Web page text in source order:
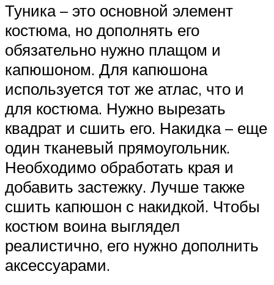
Туника – это основной элемент
костюма, но дополнять его
обязательно нужно плащом и
капюшоном. Для капюшона
используется тот же атлас, что и
для костюма. Нужно вырезать
квадрат и сшить его. Накидка – еще
один тканевый прямоугольник.
Необходимо обработать края и
добавить застежку. Лучше также
сшить капюшон с накидкой. Чтобы
костюм воина выглядел
реалистично, его нужно дополнить
аксессуарами.